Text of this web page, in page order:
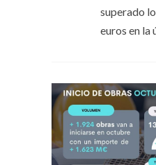
superado
euros en la